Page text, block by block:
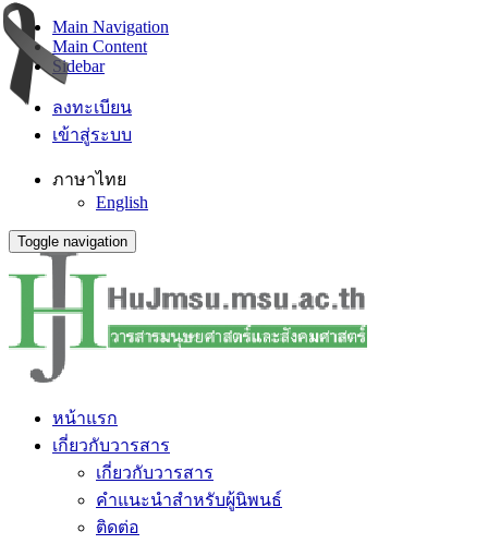
Main Navigation
Main Content
Sidebar
ลงทะเบียน
เข้าสู่ระบบ
ภาษาไทย
English
Toggle navigation
หน้าแรก
เกี่ยวกับวารสาร
เกี่ยวกับวารสาร
คำแนะนำสำหรับผู้นิพนธ์
ติดต่อ